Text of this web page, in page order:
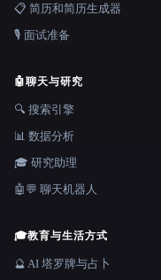
📋 简历和简历生成器
🎙️ 面试准备
🤖聊天与研究
🔍 搜索引擎
📊 数据分析
🎓 研究助理
🤖💬 聊天机器人
🎓教育与生活方式
🔮 AI 塔罗牌与占卜